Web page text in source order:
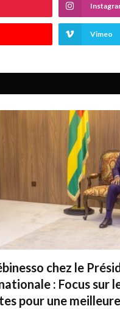
Vimeo
chez le
nationale : Focus sur
pour une meilleure